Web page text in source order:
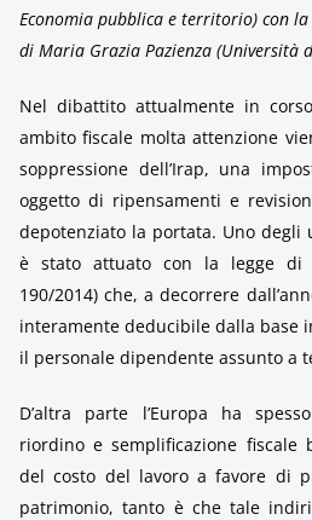
Economia pubblica e territorio) con
di Maria Grazia Pazienza (Università
Nel dibattito attualmente in
ambito fiscale molta attenzione
soppressione dell’Irap, una
oggetto di ripensamenti e
depotenziato la portata. Uno
è stato attuato con la legge di
190/2014) che, a decorrere
interamente deducibile dalla base
il personale dipendente assunto a
D’altra parte l’Europa ha
riordino e semplificazione fiscale
del costo del lavoro a favore di
patrimonio, tanto è che tale